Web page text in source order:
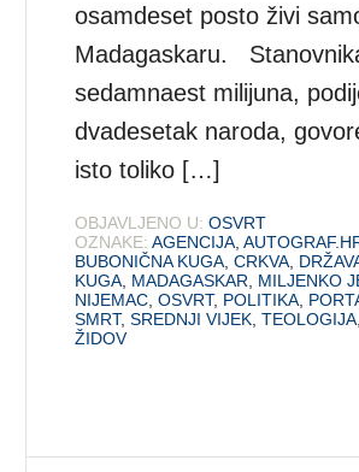
osamdeset posto živi
Madagaskaru.
sedamnaest milijuna,
dvadesetak naroda,
isto toliko […]
OBJAVLJENO U: OSVRT
OZNAKE: AGENCIJA ,
BUBONIČNA KUGA ,CRKVA
KUGA MADAGASKAR MILJENKO
NIJEMAC ,OSVRT, POLITIKA
SMRT,SREDNJI VIJEK ,TEOLOGIJA
ŽIDOV